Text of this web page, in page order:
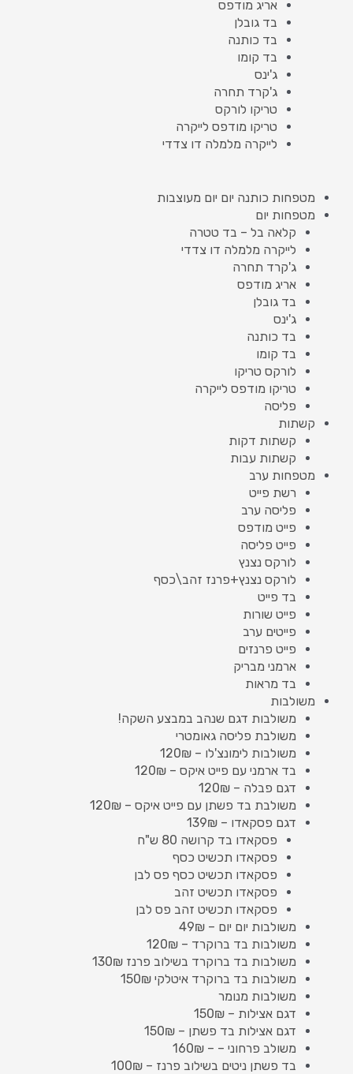
אריג מודפס
בד גובלן
בד כותנה
בד קומו
ג'ינס
ג'קרד תחרה
טריקו לורקס
טריקו מודפס לייקרה
לייקרה מלמלה דו צדדי
מטפחות כותנה יום יום מעוצבות
מטפחות יום
קלאה בל – בד טטרה
לייקרה מלמלה דו צדדי
ג'קרד תחרה
אריג מודפס
בד גובלן
ג'ינס
בד כותנה
בד קומו
לורקס טריקו
טריקו מודפס לייקרה
פליסה
קשתות
קשתות דקות
קשתות עבות
מטפחות ערב
רשת פייט
פליסה ערב
פייט מודפס
פייט פליסה
לורקס נצנץ
לורקס נצנץ+פרנז זהב\כסף
בד פייט
פייט שורות
פייטים ערב
פייט פרנזים
ארמני מבריק
בד מראות
משולבות
משולבות דגם שנהב במבצע השקה!
משולבת פליסה גאומטרי
משולבות לימונצ'לו – 120₪
בד ארמני עם פייט איקס – 120₪
דגם פבלה – 120₪
משולבת בד פשתן עם פייט איקס – 120₪
דגם פסקאדו – 139₪
פסקאדו בד קרושה 80 ש"ח
פסקאדו תכשיט כסף
פסקאדו תכשיט כסף פס לבן
פסקאדו תכשיט זהב
פסקאדו תכשיט זהב פס לבן
משולבות יום יום – 49₪
משולבות בד ברוקרד – 120₪
משולבות בד ברוקרד בשילוב פרנז 130₪
משולבות בד ברוקרד איטלקי 150₪
משולבות מנומר
דגם אצילות – 150₪
דגם אצילות בד פשתן – 150₪
משולב פרחוני – – 160₪
בד פשתן ניטים בשילוב פרנז – 100₪